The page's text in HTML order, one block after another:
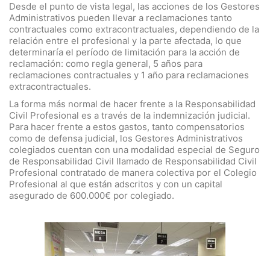
Desde el punto de vista legal, las acciones de los Gestores
Administrativos pueden llevar a reclamaciones tanto
contractuales como extracontractuales, dependiendo de la
relación entre el profesional y la parte afectada, lo que
determinaría el período de limitación para la acción de
reclamación: como regla general, 5 años para
reclamaciones contractuales y 1 año para reclamaciones
extracontractuales.
La forma más normal de hacer frente a la Responsabilidad
Civil Profesional es a través de la indemnización judicial.
Para hacer frente a estos gastos, tanto compensatorios
como de defensa judicial, los Gestores Administrativos
colegiados cuentan con una modalidad especial de Seguro
de Responsabilidad Civil llamado de Responsabilidad Civil
Profesional contratado de manera colectiva por el Colegio
Profesional al que están adscritos y con un capital
asegurado de 600.000€ por colegiado.